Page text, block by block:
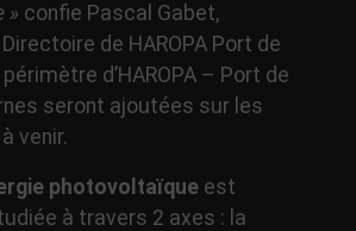
» confie Pascal Gabet,
de HAROPA Port de
d’HAROPA – Port de
seront ajoutées sur les
venir.
photovoltaïqueest
à travers 2 axes : la